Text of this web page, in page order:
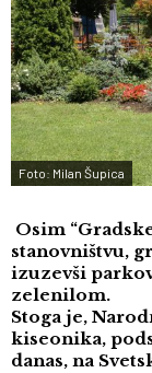
Foto: Milan Šupica
Osim
stanovništvu,
izuzevši
zelenilom.
Stoga je,
kiseonika,
danas, na